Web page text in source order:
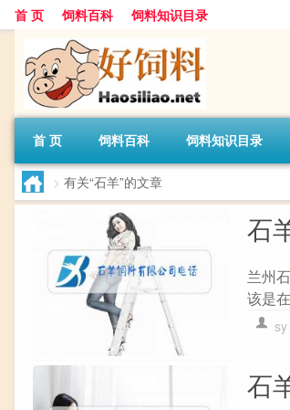
首 页 饲料百科 饲料知识目录
首 页 饲料百科 饲料知识目录
> 有关“石羊”的文章
石
兰州
该是
sy
石